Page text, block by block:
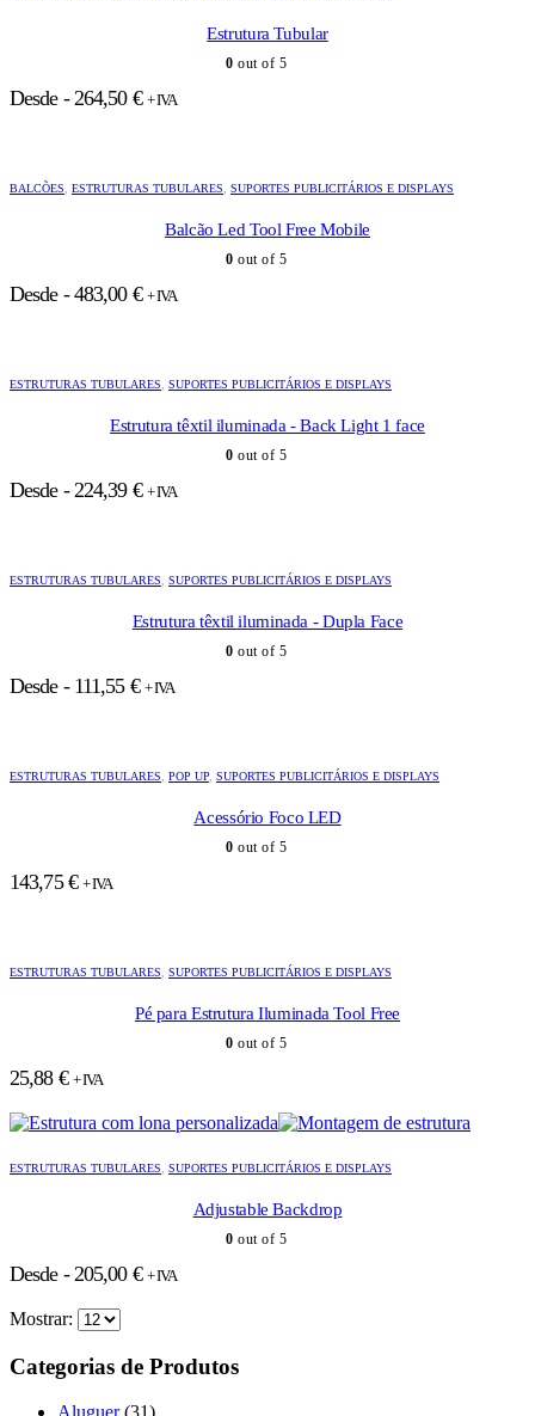
Estrutura Tubular
0 out of 5
Desde -264,50 € + IVA
BALCÕES ESTRUTURAS TUBULARES SUPORTES PUBLICITÁRIOS E DISPLAYS
Balcão Led Tool Free Mobile
0 out of 5
Desde -483,00 € + IVA
ESTRUTURAS TUBULARES SUPORTES PUBLICITÁRIOS E DISPLAYS
Estrutura têxtil iluminada - Back Light 1 face
0 out of 5
Desde -224,39 € + IVA
ESTRUTURAS TUBULARES SUPORTES PUBLICITÁRIOS E DISPLAYS
Estrutura têxtil iluminada - Dupla Face
0 out of 5
Desde - 111,55 € + IVA
ESTRUTURAS TUBULARES POP UP SUPORTES PUBLICITÁRIOS E DISPLAYS
Acessório Foco LED
0 out of 5
143,75€ + IVA
ESTRUTURAS TUBULARES SUPORTES PUBLICITÁRIOS E DISPLAYS
Pé para Estrutura Iluminada Tool Free
0 out of 5
25,88 € + IVA
ESTRUTURAS TUBULARES SUPORTES PUBLICITÁRIOS E DISPLAYS
Adjustable Backdrop
0 out of 5
Desde -205,00 € + IVA
Mostrar:
Categorias de Produtos